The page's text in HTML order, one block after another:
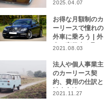
2025.04.07
お得な月額制のカ
ーリースで憧れの
外車に乗ろう | 外
車や高級車を取り
者をご紹介！
2021.08.03
法人や個人事業主
のカーリース契
約、費用の仕訳と
計上方法は？
2021.11.27